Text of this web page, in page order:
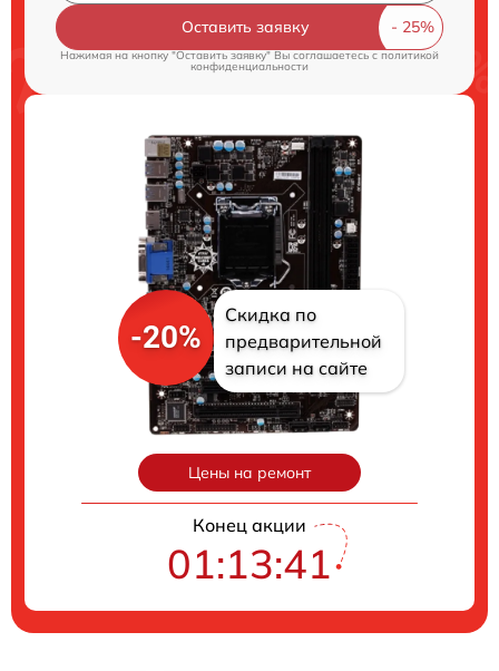
Оставить заявку
Нажимая на кнопку "Оставить заявку" Вы соглашаетесь cполитикой
конфиденциальности
-20%
Скидка по
предварительной
записи на сайте
Цены на ремонт
Конец акции
01:13:40